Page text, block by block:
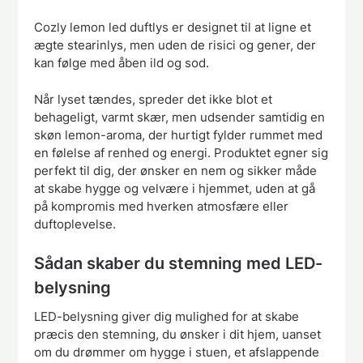
Cozly lemon led duftlys er designet til at ligne et
ægte stearinlys, men uden de risici og gener, der
kan følge med åben ild og sod.
Når lyset tændes, spreder det ikke blot et
behageligt, varmt skær, men udsender samtidig en
skøn lemon-aroma, der hurtigt fylder rummet med
en følelse af renhed og energi. Produktet egner sig
perfekt til dig, der ønsker en nem og sikker måde
at skabe hygge og velvære i hjemmet, uden at gå
på kompromis med hverken atmosfære eller
duftoplevelse.
Sådan skaber du stemning med LED-
belysning
LED-belysning giver dig mulighed for at skabe
præcis den stemning, du ønsker i dit hjem, uanset
om du drømmer om hygge i stuen, et afslappende